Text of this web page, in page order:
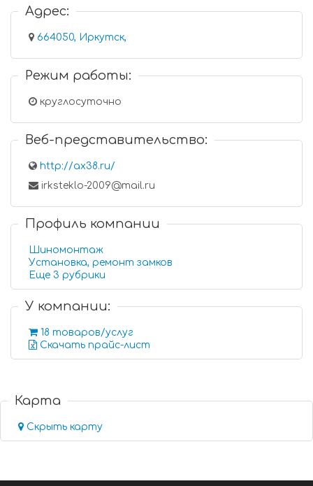
Адрес:
664050, Иркутск,
Режим работы:
круглосуточно
Веб-представительство:
http://ax38.ru/
irksteklo-2009@mail.ru
Профиль компании
Шиномонтаж
Установка, ремонт замков
Еще 3 рубрики
У компании:
18 товаров/услуг
Скачать прайс-лист
Карта
Скрыть карту